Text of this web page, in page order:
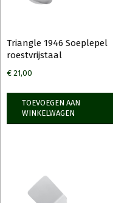
Triangle 1946 Soeplepel
roestvrijstaal
€ 21,00
TOEVOEGEN AAN
WINKELWAGEN